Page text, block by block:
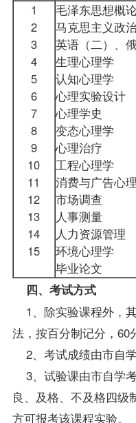
1
2
3
4
5
6
7
8
9
10
11
12
13
14
15
毛泽东思想概论
马克思主义政
英语（二） 、
生理心理学
认知心理学
心理实验设计
心理学史
变态心理学
心理治疗
工程心理学
消费与广告心
市场调查
人事测量
人力资源管理
环境心理学
毕业论文
四、考试方式
1、除实验课程外，
法，按百分制记分，60
2、考试成绩由市自
3、试验课由市自学
良、及格、不及格四级
方可报考该课程实验。